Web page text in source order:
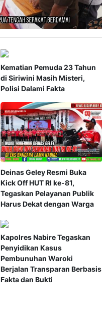
Kematian Pemuda 23 Tahun
di Siriwini Masih Misteri,
Polisi Dalami Fakta
Deinas Geley Resmi Buka
Kick Off HUT RI ke-81,
Tegaskan Pelayanan Publik
Harus Dekat dengan Warga
Kapolres Nabire Tegaskan
Penyidikan Kasus
Pembunuhan Waroki
Berjalan Transparan Berbasis
Fakta dan Bukti